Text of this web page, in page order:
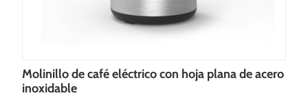
Molinillo de café eléctrico con hoja plana de acero
inoxidable